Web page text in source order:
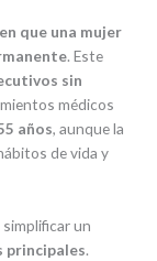
que una mujer
. Este
sin
médicos
años, aunque la
de vida y
simplificar un
principales.